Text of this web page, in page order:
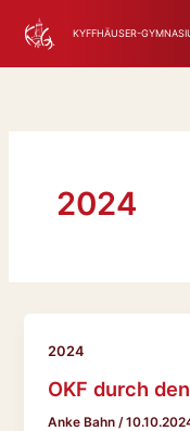
Inhalt
springen
KYFFHÄUSER-
2024
2024
OKF durch
Anke Bahn /